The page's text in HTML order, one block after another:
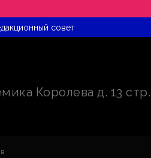
совет
Королева д. 13 стр.